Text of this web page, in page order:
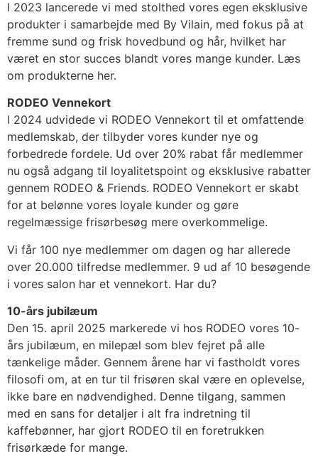
I 2023 lancerede vi med stolthed vores egen eksklusive
produkter i samarbejde med By Vilain, med fokus på at
fremme sund og frisk hovedbund og hår, hvilket har
været en stor succes blandt vores mange kunder. Læs
om produkterne her.
RODEO Vennekort
I 2024 udvidede vi RODEO Vennekort til et omfattende
medlemskab, der tilbyder vores kunder nye og
forbedrede fordele. Ud over 20% rabat får medlemmer
nu også adgang til loyalitetspoint og eksklusive rabatter
gennem RODEO & Friends. RODEO Vennekort er skabt
for at belønne vores loyale kunder og gøre
regelmæssige frisørbesøg mere overkommelige.
Vi får 100 nye medlemmer om dagen og har allerede
over 20.000 tilfredse medlemmer. 9 ud af 10 besøgende
i vores salon har et vennekort. Har du?
10-års jubilæum
Den 15. april 2025 markerede vi hos RODEO vores 10-
års jubilæum, en milepæl som blev fejret på alle
tænkelige måder. Gennem årene har vi fastholdt vores
filosofi om, at en tur til frisøren skal være en oplevelse,
ikke bare en nødvendighed. Denne tilgang, sammen
med en sans for detaljer i alt fra indretning til
kaffebønner, har gjort RODEO til en foretrukken
frisørkæde for mange.